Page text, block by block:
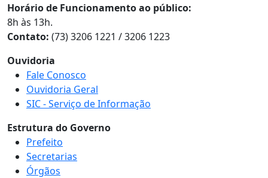
Horário de Funcionamento ao público:
8h às 13h.
Contato: (73) 3206 1221 / 3206 1223
Ouvidoria
Fale Conosco
Ouvidoria Geral
SIC - Serviço de Informação
Estrutura do Governo
Prefeito
Secretarias
Órgãos